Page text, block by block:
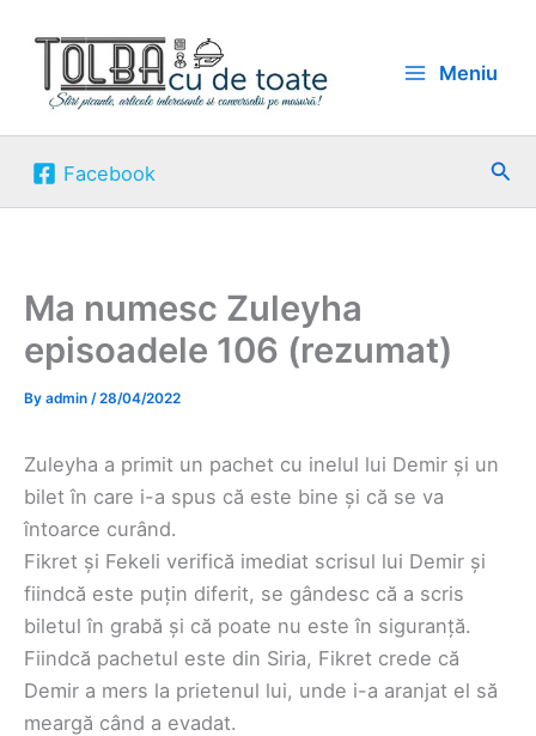
content
Meniu
Facebook
Ma numesc Zuleyha
episoadele 106 (rezumat)
By admin /28/04/2022
Zuleyha a primit un pachet cu inelul lui Demir și un
bilet în care i-a spus că este bine și că se va
întoarce curând.
Fikret și Fekeli verifică imediat scrisul lui Demir și
fiindcă este puțin diferit, se gândesc că a scris
biletul în grabă și că poate nu este în siguranță.
Fiindcă pachetul este din Siria, Fikret crede că
Demir a mers la prietenul lui, unde i-a aranjat el să
meargă când a evadat.